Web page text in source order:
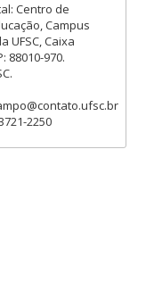
Centro de
Campus
UFSC, Caixa
88010-970.
2250